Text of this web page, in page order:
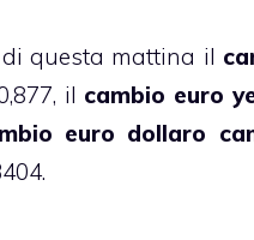
questa mattina il
il cambio euro
euro dollaro